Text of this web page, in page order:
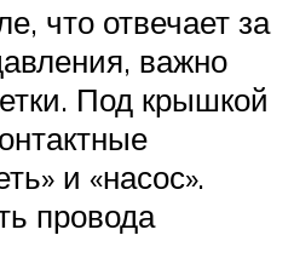
что отвечает за
важно
Под крышкой
и «насос».
провода